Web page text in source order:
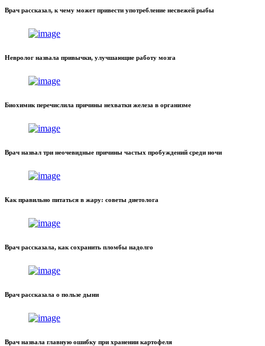
Врач рассказал, к чему может привести употребление несвежей рыбы
Невролог назвала привычки, улучшающие работу мозга
Биохимик перечислила причины нехватки железа в организме
Врач назвал три неочевидные причины частых пробуждений среди ночи
Как правильно питаться в жару: советы диетолога
Врач рассказала, как сохранить пломбы надолго
Врач рассказала о пользе дыни
Врач назвала главную ошибку при хранении картофеля